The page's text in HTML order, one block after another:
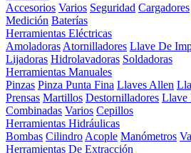
Accesorios Varios Seguridad Cargadores
Medición Baterías
Herramientas Eléctricas
Amoladoras Atornilladores Llave De
Lijadoras Hidrolavadoras Soldadoras
Herramientas Manuales
Pinzas Pinza Punta Fina Llaves Allen
Prensas Martillos Destornilladores Llave
Combinadas Varios Cepillos
Herramientas Hidráulicas
Bombas Cilindro Acople Manómetros
Herramientas De Extracción